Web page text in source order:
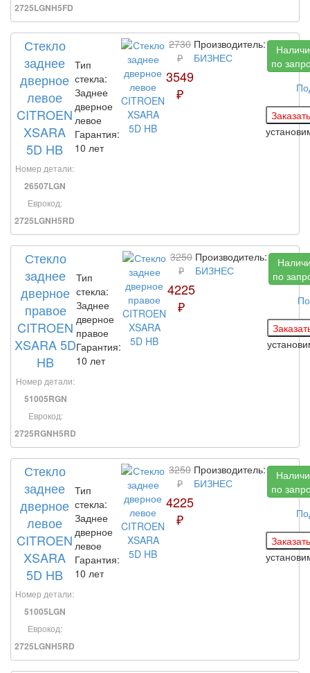
2725LGNH5FD
Стекло
заднее
дверное
левое
CITROEN
XSARA
5D HB
Номер детали:
26507LGN
Еврокод:
2725LGNH5RD
Тип
стекла:
Заднее
дверное
левое
Гарантия:
10 лет
2730
₽
3549
₽
Производитель:
БИЗНЕС
по
Стекло
заднее
дверное
правое
CITROEN
XSARA 5D
HB
Номер детали:
51005RGN
Еврокод:
2725RGNH5RD
Тип
стекла:
Заднее
дверное
правое
Гарантия:
10 лет
3250
₽
4225
₽
Производитель:
БИЗНЕС
по
Стекло
заднее
дверное
левое
CITROEN
XSARA
5D HB
Номер детали:
51005LGN
Еврокод:
2725LGNH5RD
Тип
стекла:
Заднее
дверное
левое
Гарантия:
10 лет
3250
₽
4225
₽
Производитель:
БИЗНЕС
по